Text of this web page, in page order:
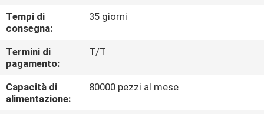
UNA
CITAZIONE
Tempi di
consegna:
35 giorni
Termini di
pagamento:
T/T
Capacità di
alimentazione:
80000 pezzi al mese